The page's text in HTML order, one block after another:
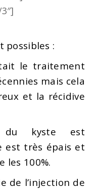
possibles :
le traitement
mais cela
et la récidive
du kyste est
est très épais et
les 100%.
de l’injection de